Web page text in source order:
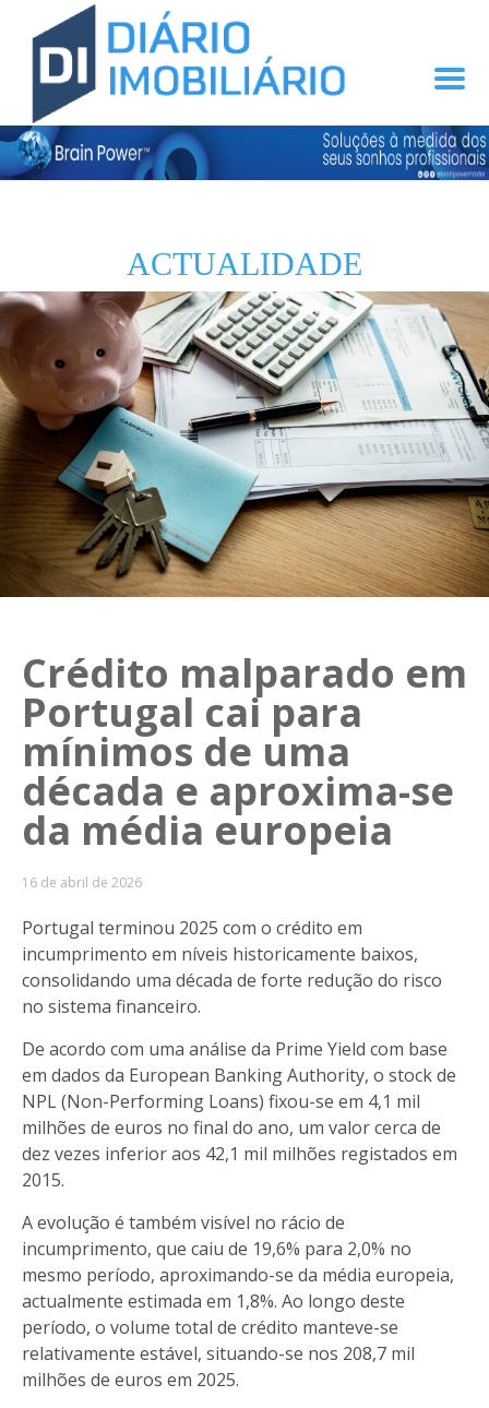
ACTUALIDADE
Crédito malparado em
Portugal cai para
mínimos de uma
década e aproxima-se
da média europeia
16 de abril de 2026
Portugal terminou 2025 com o crédito em
incumprimento em níveis historicamente baixos,
consolidando uma década de forte redução do risco
no sistema financeiro.
De acordo com uma análise da Prime Yield com base
em dados da European Banking Authority, o stock de
NPL (Non-Performing Loans) fixou-se em 4,1 mil
milhões de euros no final do ano, um valor cerca de
dez vezes inferior aos 42,1 mil milhões registados em
2015.
A evolução é também visível no rácio de
incumprimento, que caiu de 19,6% para 2,0% no
mesmo período, aproximando-se da média europeia,
actualmente estimada em 1,8%. Ao longo deste
período, o volume total de crédito manteve-se
relativamente estável, situando-se nos 208,7 mil
milhões de euros em 2025.